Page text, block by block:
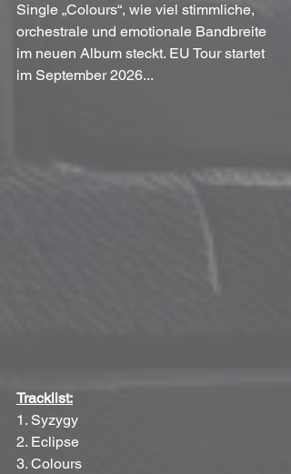
Single „Colours“, wie viel stimmliche,
orchestrale und emotionale Bandbreite
im neuen Album steckt. EU Tour startet
im September 2026...
Tracklist:
1. Syzygy
2. Eclipse
3. Colours